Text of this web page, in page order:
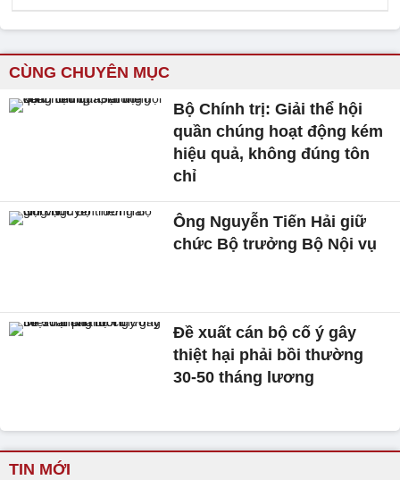
CÙNG CHUYÊN MỤC
Bộ Chính trị: Giải thể hội
quần chúng hoạt động kém
hiệu quả, không đúng tôn
chỉ
Ông Nguyễn Tiến Hải giữ
chức Bộ trưởng Bộ Nội vụ
Đề xuất cán bộ cố ý gây
thiệt hại phải bồi thường
30-50 tháng lương
TIN MỚI